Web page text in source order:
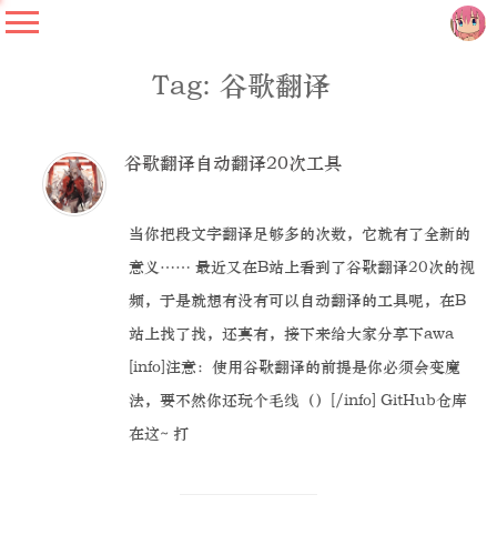
Tag: 谷歌翻译
谷歌翻译自动翻译20次工具
当你把段文字翻译足够多的次数，它就有了全新的
意义…… 最近又在B站上看到了谷歌翻译20次的视
频，于是就想有没有可以自动翻译的工具呢，在B
站上找了找，还真有，接下来给大家分享下awa
[info]注意：使用谷歌翻译的前提是你必须会变魔
法，要不然你还玩个毛线（）[/info] GitHub仓库
在这~ 打